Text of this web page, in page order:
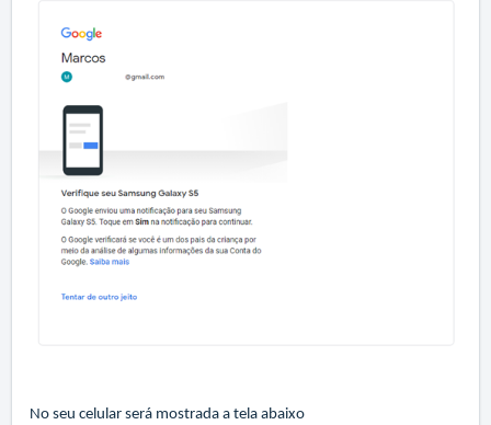
No seu celular será mostrada a tela abaixo